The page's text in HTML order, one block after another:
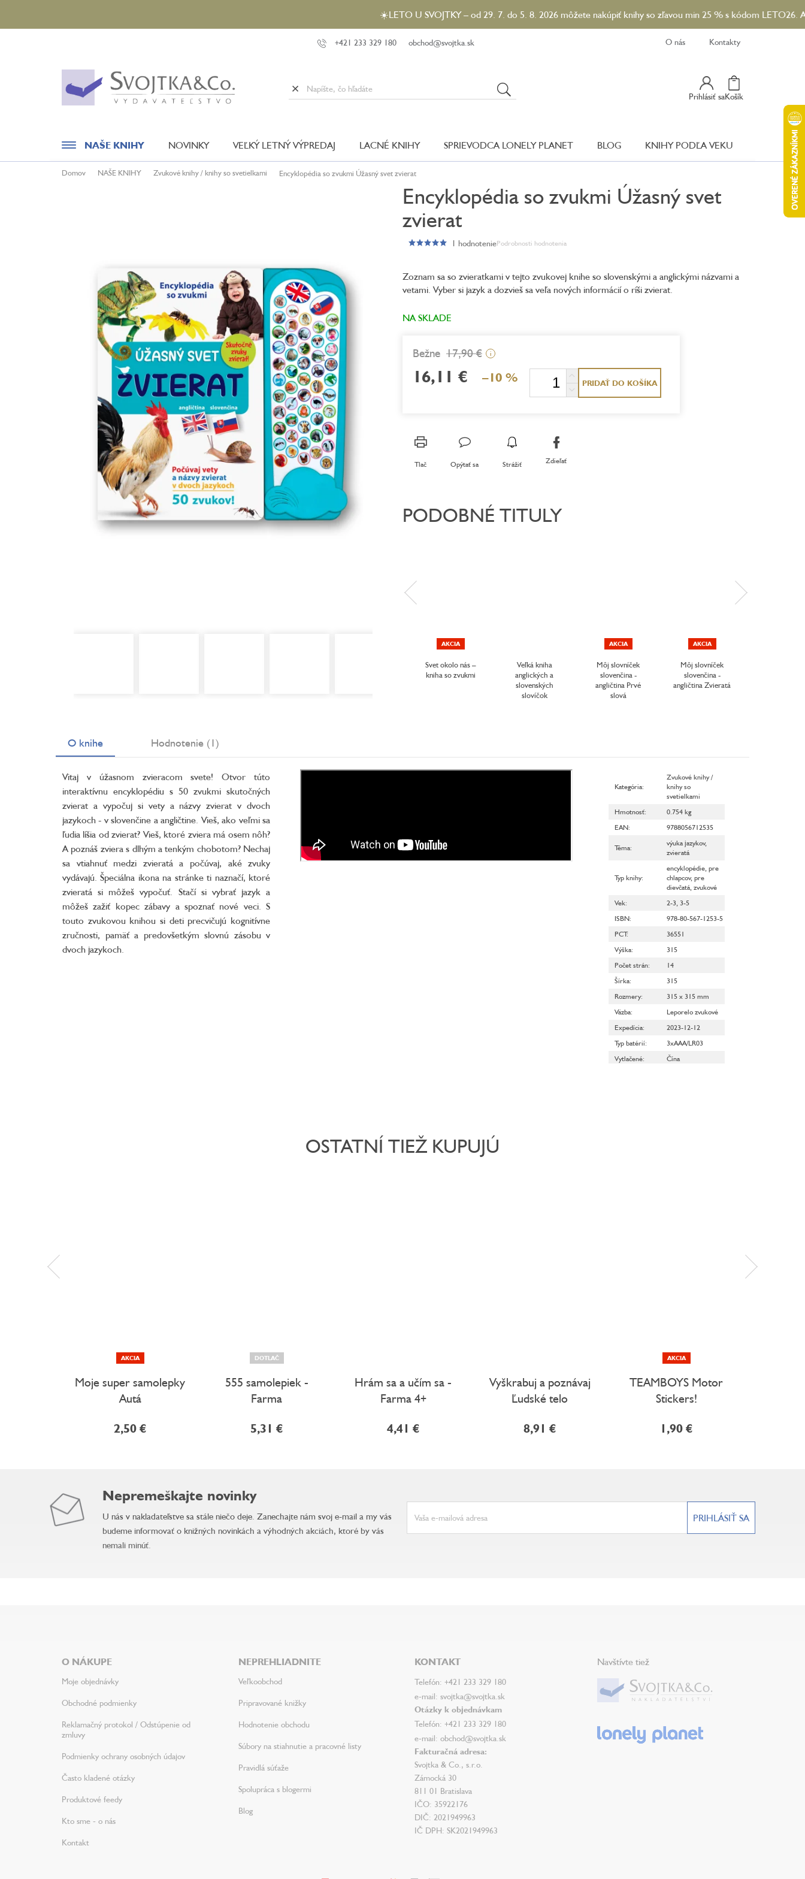
obsah
☀️LETO U SVOJTKY – od 29. 7. do 5. 8. 2026 môžete nakúpiť knihy so zľavou min 25 % s kódom LETO26. A ku
+421 233 329 180 obchod@svojtka.sk O nás Kontakty
Prihlásiť sa
Nákupný
Košík
NAŠE KNIHY
Aktivity / Samolepky
Rozprávky a príbehy
Lacné knihy
NOVINKY VEĽKÝ LETNÝ VÝPREDAJ LACNÉ KNIHY SPRIEVODCA LONELY PLANET BLOG KNIHY PODĽA VEKU
Domov NAŠE KNIHY Zvukové knihy / knihy so svetielkami Encyklopédia so zvukmi Úžasný svet zvierat
Encyklopédia so zvukmi Úžasný svet
zvierat
Podrobnosti hodnotenia
Priemerné
je
5,0
5
hviezdičiek.
1 hodnotenie
Zoznam sa so zvieratkami v tejto zvukovej knihe so slovenskými a anglickými názvami a
vetami. Vyber si jazyk a dozvieš sa veľa nových informácií o ríši zvierat.
NA SKLADE
17,90 € i
16,11 € –10 % PRIDAŤ DO KOŠÍKA
Tlač Opýtať sa Strážiť Zdieľať
PODOBNÉ TITULY
AKCIA
Svet okolo nás –
kniha so zvukmi
Veľká kniha
anglických a
slovenských
slovíčok
AKCIA
Môj slovníček
slovenčina -
angličtina Prvé
slová
AKCIA
Môj slovníček
slovenčina -
angličtina Zvieratá
O knihe Hodnotenie (1)
Vitaj v úžasnom zvieracom svete! Otvor túto
interaktívnu encyklopédiu s 50 zvukmi skutočných
zvierat a vypočuj si vety a názvy zvierat v dvoch
jazykoch - v slovenčine a angličtine. Vieš, ako veľmi sa
ľudia líšia od zvierat? Vieš, ktoré zviera má osem nôh?
A poznáš zviera s dlhým a tenkým chobotom? Nechaj
sa vtiahnuť medzi zvieratá a počúvaj, aké zvuky
vydávajú. Špeciálna ikona na stránke ti naznačí, ktoré
zvieratá si môžeš vypočuť. Stačí si vybrať jazyk a
môžeš zažiť kopec zábavy a spoznať nové veci. S
touto zvukovou knihou si deti precvičujú kognitívne
zručnosti, pamäť a predovšetkým slovnú zásobu v
dvoch jazykoch.
Kategória:
Zvukové knihy /
knihy so
svetielkami
Hmotnosť:
0.754 kg
EAN: 9788056712535
Téma:
výuka jazykov,
zvieratá
Typ knihy:
encyklopédie, pre
chlapcov, pre
dievčatá, zvukové
Vek: 2-3 3-5
ISBN:
978-80-567-1253-5
PCT:
36551
Výška:
315
Počet strán:
14
Šírka:
315
Rozmery:
315 x 315 mm
Väzba:
Leporelo zvukové
Expedícia:
2023-12-12
Typ batérií:
3xAAA/LR03
Vytlačené: Čína
OSTATNÍ TIEŽ KUPUJÚ
AKCIA
Moje super samolepky
Autá
2,50 €
DOTLAČ
555 samolepiek -
Farma
5,31 €
Hrám sa a učím sa -
Farma 4+
4,41 €
Vyškrabuj a poznávaj
Ľudské telo
8,91 €
AKCIA
TEAMBOYS Motor
Stickers!
1,90 €
Nepremeškajte novinky
U nás v nakladateľstve sa stále niečo deje. Zanechajte nám svoj e-mail a my vás
budeme informovať o knižných novinkách a výhodných akciách, ktoré by vás
nemali minúť.
PRIHLÁSIŤ SA
O NÁKUPE
Moje objednávky
Obchodné podmienky
Reklamačný protokol / Odstúpenie od
zmluvy
Podmienky ochrany osobných údajov
Často kladené otázky
Produktové feedy
Kto sme - o nás
Kontakt
NEPREHLIADNITE
Veľkoobchod
Pripravované knižky
Hodnotenie obchodu
Súbory na stiahnutie a pracovné listy
Pravidlá súťaže
Spolupráca s blogermi
Blog
KONTAKT
Telefón: +421 233 329 180
e-mail: svojtka@svojtka.sk
Otázky k objednávkam
Telefón: +421 233 329 180
e-mail: obchod@svojtka.sk
Fakturačná adresa:
Svojtka & Co., s.r.o.
Zámocká 30
811 01 Bratislava
IČO: 35922176
DIČ: 2021949963
IČ DPH: SK2021949963
Navštívte tiež